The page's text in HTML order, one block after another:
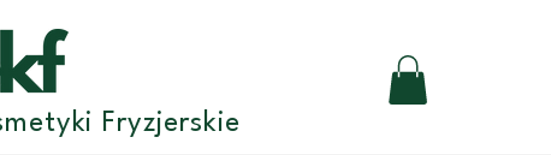
Fryzjerskie